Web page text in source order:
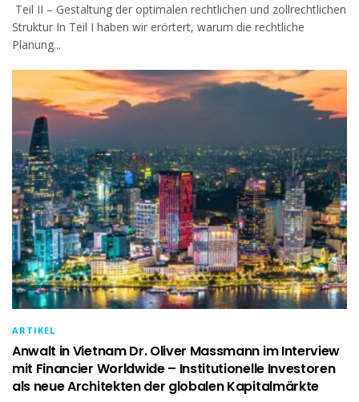
Teil II – Gestaltung der optimalen rechtlichen und zollrechtlichen
Struktur In Teil I haben wir erörtert, warum die rechtliche
Planung...
ARTIKEL
Anwalt in Vietnam Dr. Oliver Massmann im Interview
mit Financier Worldwide – Institutionelle Investoren
als neue Architekten der globalen Kapitalmärkte